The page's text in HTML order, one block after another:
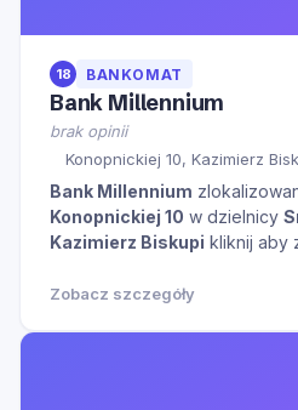
18 BANKOMAT
Bank Millennium
brak opinii
Konopnickiej 10, Kazimierz
Bank Millennium
Konopnickiej 10 w dzielnicy
Kazimierz Biskupi kliknij aby
Zobacz szczegóły